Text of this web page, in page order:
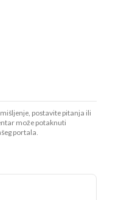
postavite pitanja ili
može potaknuti
portala.